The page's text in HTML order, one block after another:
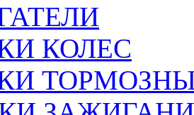
КОЛЕС